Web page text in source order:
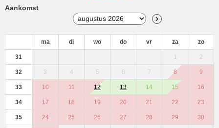
Aankomst
ma di wo do vr za zo
31 1 2
32 3 4 5 6 7 8 9
33 10 11 12 13 14 15 16
34 17 18 19 20 21 22 23
35 24 25 26 27 28 29 30